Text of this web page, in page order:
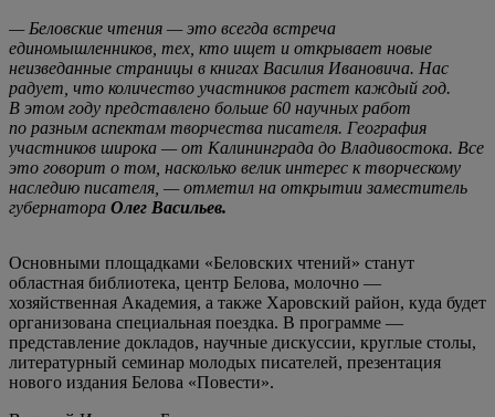
— Беловские чтения — это всегда встреча
единомышленников, тех, кто ищет и открывает новые
неизведанные страницы в книгах Василия Ивановича. Нас
радует, что количество участников растет каждый год.
В этом году представлено больше 60 научных работ
по разным аспектам творчества писателя. География
участников широка — от Калининграда до Владивостока. Все
это говорит о том, насколько велик интерес к творческому
наследию писателя, — отметил на открытии заместитель
губернатора Олег Васильев.
Основными площадками «Беловских чтений» станут
областная библиотека, центр Белова, молочно —
хозяйственная Академия, а также Харовский район, куда будет
организована специальная поездка. В программе —
представление докладов, научные дискуссии, круглые столы,
литературный семинар молодых писателей, презентация
нового издания Белова «Повести».